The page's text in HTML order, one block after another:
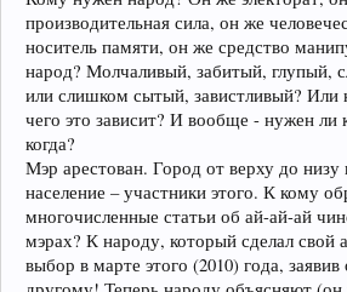
производительная сила, он же
носитель памяти, он же средство
народ? Молчаливый, забитый, глупый,
или слишком сытый, завистливый? Или
чего это зависит? И вообще - нужен ли
когда?
Мэр арестован. Город от верху до
население – участники этого. К кому
многочисленные статьи об ай-ай-ай
мэрах? К народу, который сделал свой
выбор в марте этого (2010) года,